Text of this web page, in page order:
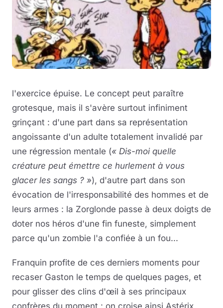
l'exercice épuise. Le concept peut paraître
grotesque, mais il s'avère surtout infiniment
grinçant : d'une part dans sa représentation
angoissante d'un adulte totalement invalidé par
une régression mentale (« Dis-moi quelle
créature peut émettre ce hurlement à vous
glacer les sangs ? »), d'autre part dans son
évocation de l'irresponsabilité des hommes et de
leurs armes : la Zorglonde passe à deux doigts de
doter nos héros d'une fin funeste, simplement
parce qu'un zombie l'a confiée à un fou...
Franquin profite de ces derniers moments pour
recaser Gaston le temps de quelques pages, et
pour glisser des clins d'œil à ses principaux